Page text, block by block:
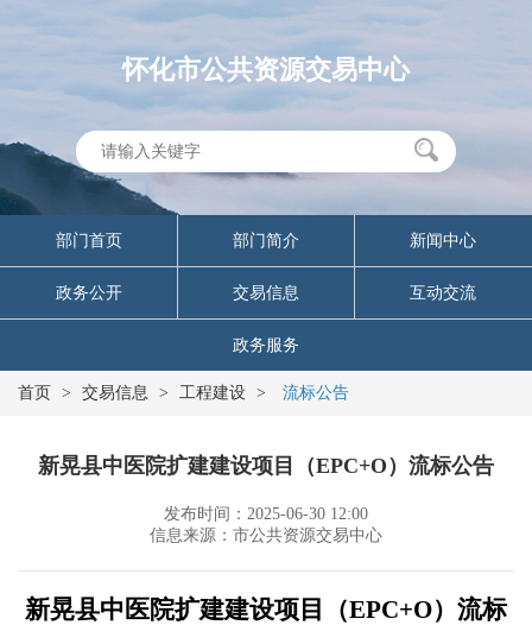
怀化市公共资源交易中心
部门首页 部门简介 新闻中心
政务公开 交易信息 互动交流
政务服务
首页 > 交易信息 > 工程建设 > 流标公告
新晃县中医院扩建建设项目（EPC+O）流标公告
发布时间：2025-06-30 12:00
信息来源：市公共资源交易中心
新晃县中医院扩建建设项目（EPC+O） 流标